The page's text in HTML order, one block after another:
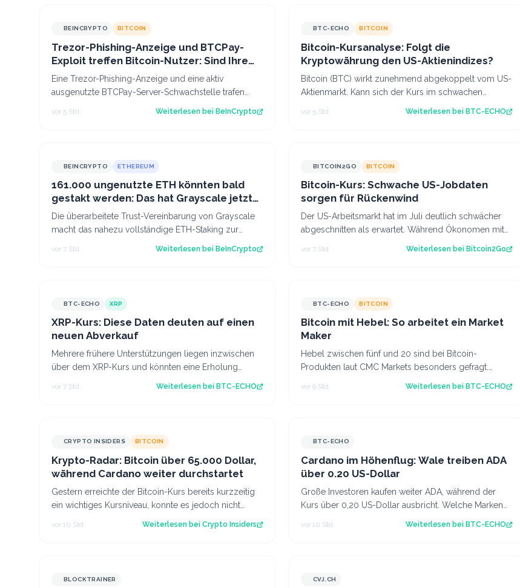
BEINCRYPTO BITCOIN
Trezor-Phishing-Anzeige und BTCPay-
Exploit treffen Bitcoin-Nutzer: Sind Ihre
Guthaben sicher?
Eine Trezor-Phishing-Anzeige und eine aktiv
ausgenutzte BTCPay-Server-Schwachstelle trafen
vor 5 Std. Weiterlesen bei BeInCrypto
BTC-ECHO BITCOIN
Bitcoin-Kursanalyse: Folgt die
Kryptowährung den US-Aktienindizes?
Bitcoin (BTC) wirkt zunehmend abgekoppelt vom US-
Aktienmarkt. Kann sich der Kurs im schwachen
vor 5 Std. Weiterlesen bei BTC-ECHO
BEINCRYPTO ETHEREUM
161.000 ungenutzte ETH könnten bald
gestakt werden: Das hat Grayscale jetzt
geändert
Die überarbeitete Trust-Vereinbarung von Grayscale
macht das nahezu vollständige ETH-Staking zur
vor 7 Std. Weiterlesen bei BeInCrypto
BITCOIN2GO BITCOIN
Bitcoin-Kurs: Schwache US-Jobdaten
sorgen für Rückenwind
Der US-Arbeitsmarkt hat im Juli deutlich schwächer
abgeschnitten als erwartet. Während Ökonomen mit
vor 7 Std. Weiterlesen bei Bitcoin2Go
BTC-ECHO XRP
XRP-Kurs: Diese Daten deuten auf einen
neuen Abverkauf
Mehrere frühere Unterstützungen liegen inzwischen
über dem XRP-Kurs und könnten eine Erholung
ausbremsen. Nun kommt es darauf an, ob diese Z…
vor 7 Std. Weiterlesen bei BTC-ECHO
BTC-ECHO BITCOIN
Bitcoin mit Hebel: So arbeitet ein Market
Maker
Hebel zwischen fünf und 20 sind bei Bitcoin-
Produkten laut CMC Markets besonders gefragt.
Benjamin Kämmerer, Trading-Experte bei der
vor 9 Std. Weiterlesen bei BTC-ECHO
CRYPTO INSIDERS BITCOIN
Krypto-Radar: Bitcoin über 65.000 Dollar,
während Cardano weiter durchstartet
Gestern erreichte der Bitcoin-Kurs bereits kurzzeitig
ein wichtiges Kursniveau, konnte es jedoch nicht
vor 10 Std. Weiterlesen bei Crypto Insiders
BTC-ECHO
Cardano im Höhenflug: Wale treiben ADA
über 0.20 US-Dollar
Große Investoren kaufen weiter ADA, während der
Kurs über 0,20 US-Dollar ausbricht. Welche Marken
vor 10 Std. Weiterlesen bei BTC-ECHO
BLOCKTRAINER CVJ.CHCVJ.CH